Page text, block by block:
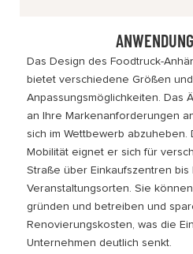
Das Design des Foodtruck-
bietet verschiedene Größen und
Anpassungsmöglichkeiten. Das
an Ihre Markenanforderungen
sich im Wettbewerb abzuheben.
Mobilität eignet er sich für
Straße über Einkaufszentren bis
Veranstaltungsorten. Sie
gründen und betreiben und
Renovierungskosten, was die
Unternehmen deutlich senkt.